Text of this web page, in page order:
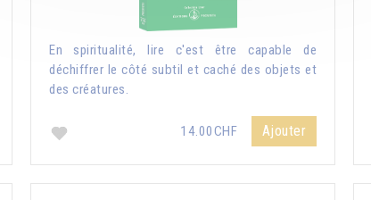
En spiritualité, lire c'est être capable de
déchiffrer le côté subtil et caché des objets et
des créatures.
14.00CHF Ajouter